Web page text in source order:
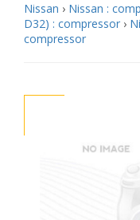
Nissan › Nissan :
D32) : compressor ›
compressor